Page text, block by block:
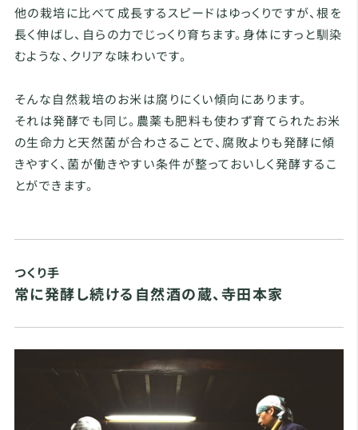
他の栽培に比べて成長するスピードはゆっくりですが、根を
長く伸ばし、自らの力でじっくり育ちます。身体にすっと馴染
むような、クリアな味わいです。
そんな自然栽培のお米は腐りにくい傾向にあります。
それは発酵でも同じ。農薬も肥料も使わず育てられたお米
の生命力と天然菌が合わさることで、腐敗よりも発酵に傾
きやすく、菌が働きやすい条件が整っておいしく発酵するこ
とができます。
つくり手
常に発酵し続ける自然酒の蔵、寺田本家